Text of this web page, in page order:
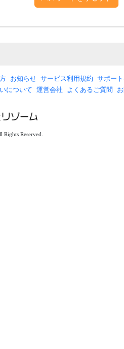
お知らせ サービス利用規約 サポー
について 運営会社 よくあるご質問
Reserved.